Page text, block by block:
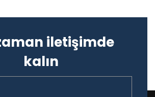
iletişimde
kalın